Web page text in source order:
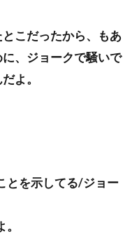
こだったから、もあ
、ジョークで騒いで
よ。
とを示してる/ジョー